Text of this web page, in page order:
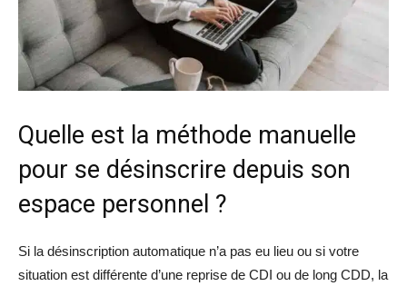
Quelle est la méthode manuelle
pour se désinscrire depuis son
espace personnel ?
Si la désinscription automatique n’a pas eu lieu ou si votre
situation est différente d’une reprise de CDI ou de long CDD, la